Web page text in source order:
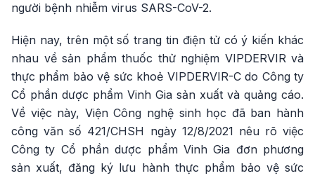
người bệnh nhiễm virus SARS-CoV-2.
Hiện nay, trên một số trang tin điện tử có ý kiến khác
nhau về sản phẩm thuốc thử nghiệm VIPDERVIR và
thực phẩm bảo vệ sức khoẻ VIPDERVIR-C do Công ty
Cổ phần dược phẩm Vinh Gia sản xuất và quảng cáo.
Về việc này, Viện Công nghệ sinh học đã ban hành
công văn số 421/CHSH ngày 12/8/2021 nêu rõ việc
Công ty Cổ phần dược phẩm Vinh Gia đơn phương
sản xuất, đăng ký lưu hành thực phẩm bảo vệ sức